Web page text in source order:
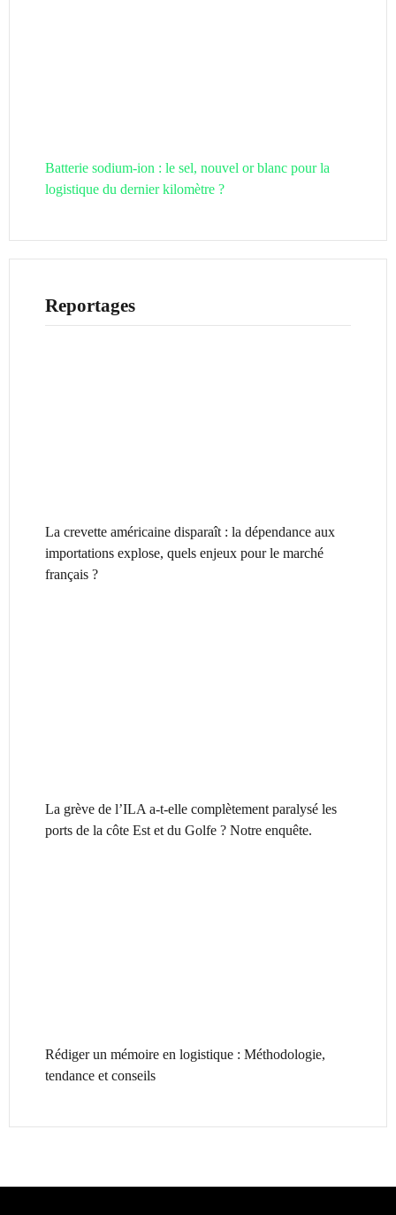
Batterie sodium-ion : le sel, nouvel or blanc pour la
logistique du dernier kilomètre ?
Reportages
La crevette américaine disparaît : la dépendance aux
importations explose, quels enjeux pour le marché
français ?
La grève de l’ILA a-t-elle complètement paralysé les
ports de la côte Est et du Golfe ? Notre enquête.
Rédiger un mémoire en logistique : Méthodologie,
tendance et conseils